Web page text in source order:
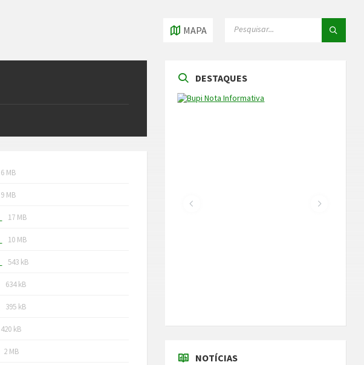
MAPA
PESQUISAR
File
pdf
File
6 MB
File
pdf
File
9 MB
File
pdf
File
17 MB
File
pdf
File
10 MB
File
pdf
File
543 kB
File
pdf
File
634 kB
File
pdf
File
395 kB
File
pdf
File
420 kB
File
File
2 MB
DESTAQUES
NOTÍCIAS